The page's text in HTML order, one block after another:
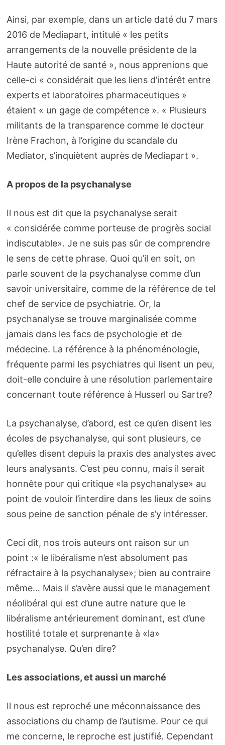
Ainsi, par exemple, dans un article daté du 7 mars
2016 de Mediapart, intitulé « les petits
arrangements de la nouvelle présidente de la
Haute autorité de santé », nous apprenions que
celle-ci « considérait que les liens d’intérêt entre
experts et laboratoires pharmaceutiques »
étaient « un gage de compétence ». « Plusieurs
militants de la transparence comme le docteur
Irène Frachon, à l’origine du scandale du
Mediator, s’inquiètent auprès de Mediapart ».
A propos de la psychanalyse
Il nous est dit que la psychanalyse serait
« considérée comme porteuse de progrès social
indiscutable». Je ne suis pas sûr de comprendre
le sens de cette phrase. Quoi qu’il en soit, on
parle souvent de la psychanalyse comme d’un
savoir universitaire, comme de la référence de tel
chef de service de psychiatrie. Or, la
psychanalyse se trouve marginalisée comme
jamais dans les facs de psychologie et de
médecine. La référence à la phénoménologie,
fréquente parmi les psychiatres qui lisent un peu,
doit-elle conduire à une résolution parlementaire
concernant toute référence à Husserl ou Sartre?
La psychanalyse, d’abord, est ce qu’en disent les
écoles de psychanalyse, qui sont plusieurs, ce
qu’elles disent depuis la praxis des analystes avec
leurs analysants. C’est peu connu, mais il serait
honnête pour qui critique «la psychanalyse» au
point de vouloir l’interdire dans les lieux de soins
sous peine de sanction pénale de s’y intéresser.
Ceci dit, nos trois auteurs ont raison sur un
point :« le libéralisme n’est absolument pas
réfractaire à la psychanalyse»; bien au contraire
même… Mais il s’avère aussi que le management
néolibéral qui est d’une autre nature que le
libéralisme antérieurement dominant, est d’une
hostilité totale et surprenante à «la»
psychanalyse. Qu’en dire?
Les associations, et aussi un marché
Il nous est reproché une méconnaissance des
associations du champ de l’autisme. Pour ce qui
me concerne, le reproche est justifié. Cependant